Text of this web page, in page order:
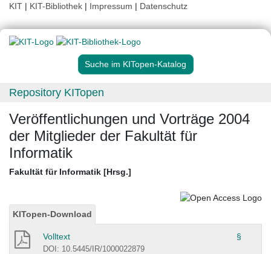
KIT | KIT-Bibliothek | Impressum | Datenschutz
Suche im KITopen-Katalog
Repository KITopen
Veröffentlichungen und Vorträge 2004
der Mitglieder der Fakultät für
Informatik
Fakultät für Informatik [Hrsg.]
KITopen-Download
Volltext §
DOI: 10.5445/IR/1000022879